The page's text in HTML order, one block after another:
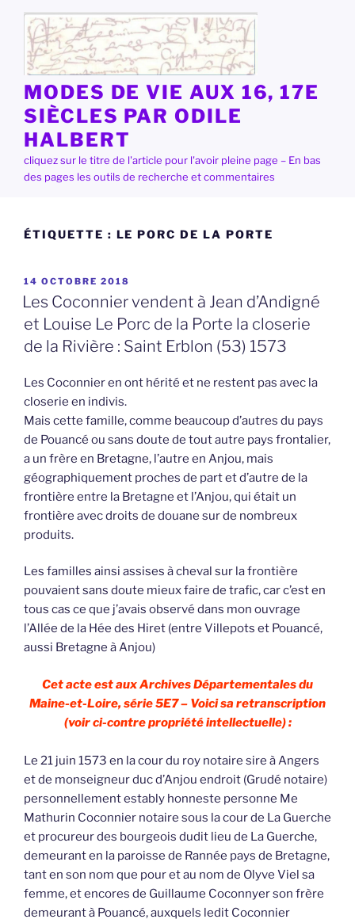
contenu
principal
MODES DE VIE AUX 16, 17E
SIÈCLES PAR ODILE
HALBERT
cliquez sur le titre de l'article pour l'avoir pleine page – En bas
des pages les outils de recherche et commentaires
ÉTIQUETTE : LE PORC DE LA PORTE
PUBLIÉ
LE
14 OCTOBRE 2018
Les Coconnier vendent à Jean d’Andigné
et Louise Le Porc de la Porte la closerie
de la Rivière : Saint Erblon (53) 1573
Les Coconnier en ont hérité et ne restent pas avec la
closerie en indivis.
Mais cette famille, comme beaucoup d’autres du pays
de Pouancé ou sans doute de tout autre pays frontalier,
a un frère en Bretagne, l’autre en Anjou, mais
géographiquement proches de part et d’autre de la
frontière entre la Bretagne et l’Anjou, qui était un
frontière avec droits de douane sur de nombreux
produits.
Les familles ainsi assises à cheval sur la frontière
pouvaient sans doute mieux faire de trafic, car c’est en
tous cas ce que j’avais observé dans mon ouvrage
l’Allée de la Hée des Hiret (entre Villepots et Pouancé,
aussi Bretagne à Anjou)
Cet acte est aux Archives Départementales du
Maine-et-Loire, série 5E7 – Voici sa retranscription
(voir ci-contre propriété intellectuelle) :
Le 21 juin 1573 en la cour du roy notaire sire à Angers
et de monseigneur duc d’Anjou endroit (Grudé notaire)
personnellement estably honneste personne Me
Mathurin Coconnier notaire sous la cour de La Guerche
et procureur des bourgeois dudit lieu de La Guerche,
demeurant en la paroisse de Rannée pays de Bretagne,
tant en son nom que pour et au nom de Olyve Viel sa
femme, et encores de Guillaume Coconnyer son frère
demeurant à Pouancé, auxquels ledit Coconnier